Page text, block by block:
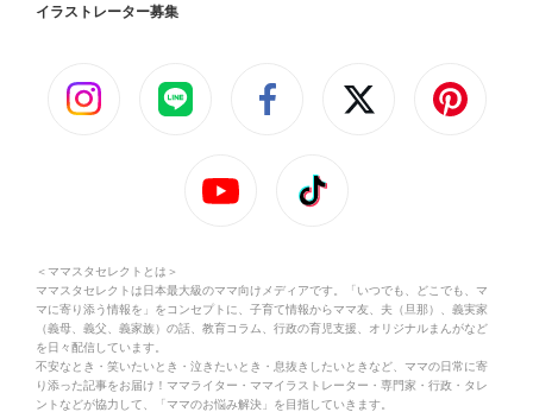
イラストレーター募集
＜ママスタセレクトとは＞
ママスタセレクトは日本最大級のママ向けメディアです。「いつでも、どこでも、マ
マに寄り添う情報を」をコンセプトに、子育て情報からママ友、夫（旦那）、義実家
（義母、義父、義家族）の話、教育コラム、行政の育児支援、オリジナルまんがなど
を日々配信しています。
不安なとき・笑いたいとき・泣きたいとき・息抜きしたいときなど、ママの日常に寄
り添った記事をお届け！ママライター・ママイラストレーター・専門家・行政・タレ
ントなどが協力して、「ママのお悩み解決」を目指していきます。